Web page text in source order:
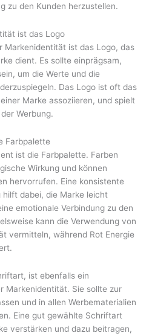
zu den Kunden herzustellen.
ist das Logo
Markenidentität ist das Logo, das
dient. Es sollte einprägsam,
um die Werte und die
Das Logo ist oft das
Marke assoziieren, und spielt
Werbung.
Farbpalette
ist die Farbpalette. Farben
Wirkung und können
hervorrufen. Eine konsistente
hilft dabei, die Marke leicht
emotionale Verbindung zu den
kann die Verwendung von
vermitteln, während Rot Energie
ist ebenfalls ein
Markenidentität. Sie sollte zur
und in allen Werbematerialien
Eine gut gewählte Schriftart
verstärken und dazu beitragen,